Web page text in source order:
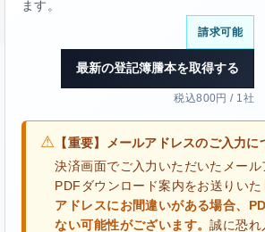
ます。
請求可能
最新の登記簿謄本を取得する
税込800円 / 1社
⚠ 【重要】メールアドレスのご入力に
決済画面でご入力いただいたメール
PDFダウンロード案内をお送りいた
アドレスにお間違いがある場合、
ない可能性がございます。誠に恐れ